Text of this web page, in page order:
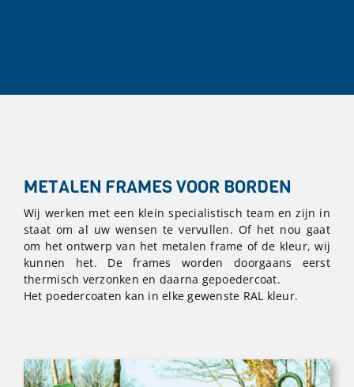
METALEN FRAMES VOOR BORDEN
Wij werken met een klein specialistisch team en zijn in
staat om al uw wensen te vervullen. Of het nou gaat
om het ontwerp van het metalen frame of de kleur, wij
kunnen het. De frames worden doorgaans eerst
thermisch verzonken en daarna gepoedercoat.
Het poedercoaten kan in elke gewenste RAL kleur.